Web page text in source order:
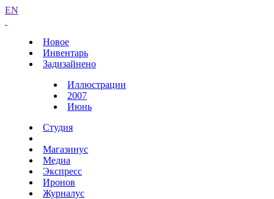
EN
Новое
Инвентарь
Задизайнено
Иллюстрации
2007
Июнь
Студия
Магазинус
Медиа
Экспресс
Иронов
Журналус